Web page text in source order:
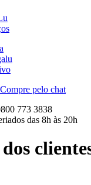
Compre pelo chat
773 3838
das 8h às 20h